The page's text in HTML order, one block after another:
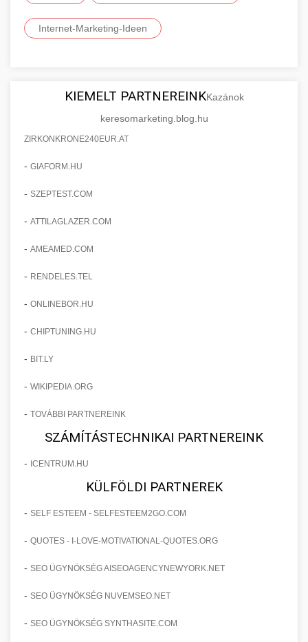
Internet-Marketing-Ideen
KIEMELT PARTNEREINKKazánok
keresomarketing.blog.hu
ZIRKONKRONE240EUR.AT
- GIAFORM.HU
- SZEPTEST.COM
- ATTILAGLAZER.COM
- AMEAMED.COM
- RENDELES.TEL
- ONLINEBOR.HU
- CHIPTUNING.HU
- BIT.LY
- WIKIPEDIA.ORG
- TOVÁBBI PARTNEREINK
SZÁMÍTÁSTECHNIKAI PARTNEREINK
- ICENTRUM.HU
KÜLFÖLDI PARTNEREK
- SELF ESTEEM - SELFESTEEM2GO.COM
- QUOTES - I-LOVE-MOTIVATIONAL-QUOTES.ORG
- SEO ÜGYNÖKSÉG AISEOAGENCYNEWYORK.NET
- SEO ÜGYNÖKSÉG NUVEMSEO.NET
- SEO ÜGYNÖKSÉG SYNTHASITE.COM